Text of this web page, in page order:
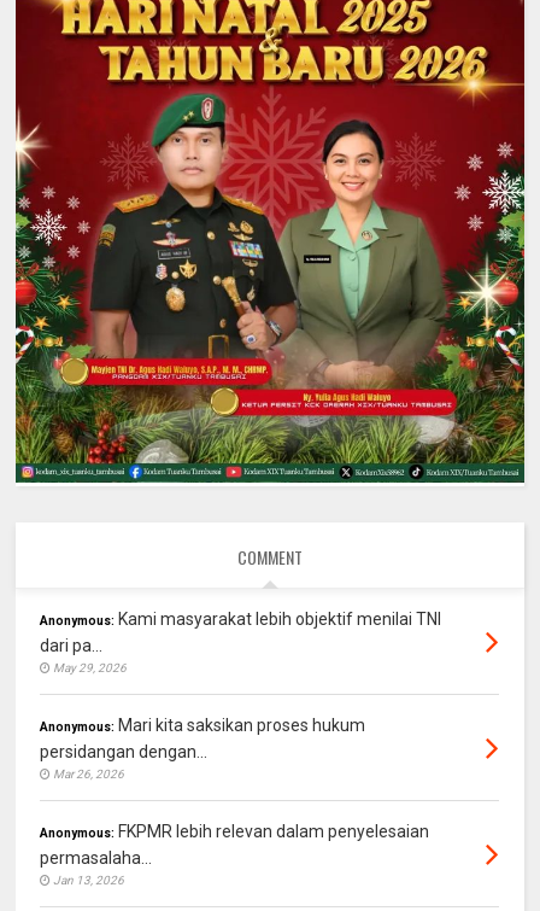
COMMENT
Anonymous: Kami masyarakat lebih objektif menilai TNI
dari pa...
May 29, 2026
Anonymous: Mari kita saksikan proses hukum
persidangan dengan...
Mar 26, 2026
Anonymous: FKPMR lebih relevan dalam penyelesaian
permasalaha...
Jan 13, 2026